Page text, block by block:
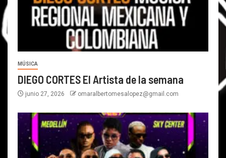
MÚSICA
DIEGO CORTES El Artista de la semana
junio 27, 2026 omaralbertomesalopez@gmail.com